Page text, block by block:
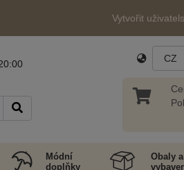
Vytvořit
CZ
Módní
doplňky
Obaly a